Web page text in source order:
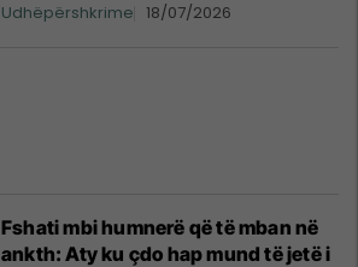
Udhëpërshkrime 18/07/2026
Fshati mbi humnerë që të mban në
ankth: Aty ku çdo hap mund të jetë i